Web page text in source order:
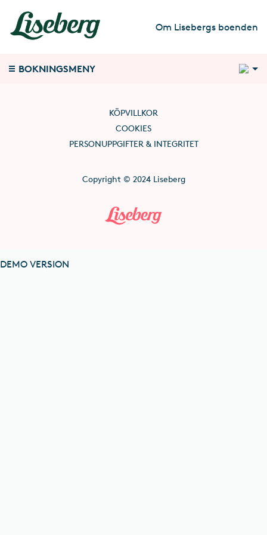
Om Lisebergs boenden
BOKNINGSMENY
KÖPVILLKOR
COOKIES
PERSONUPPGIFTER & INTEGRITET
Copyright © 2024 Liseberg
DEMO VERSION